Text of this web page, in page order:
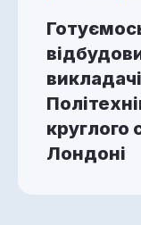
круглого
Лондоні